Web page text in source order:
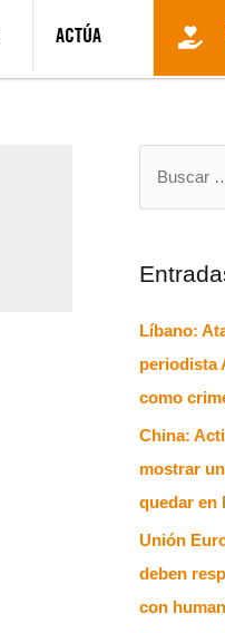
ACTÚA
Líbano:
periodista
como
China:
mostrar
quedar en
Unión
deben
con